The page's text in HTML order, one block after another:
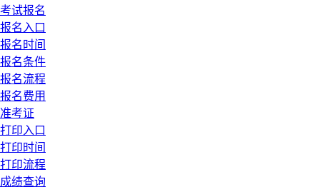
考试报名
报名入口
报名时间
报名条件
报名流程
报名费用
准考证
打印入口
打印时间
打印流程
成绩查询